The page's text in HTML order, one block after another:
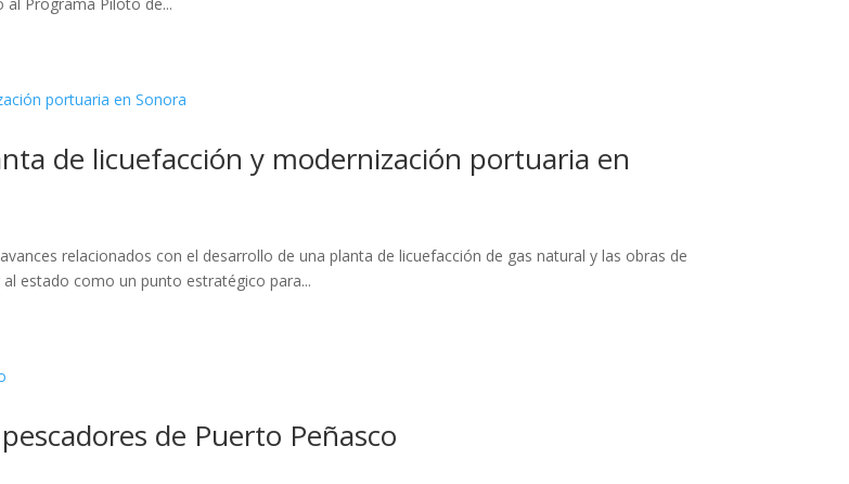
de licuefacción y modernización portuaria en
relacionados con el desarrollo de una planta de licuefacción de gas natural y las obras de
estado como un punto estratégico para...
de Puerto Peñasco